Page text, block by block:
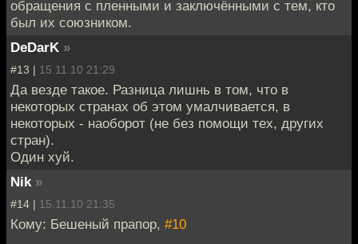
обращения с пленными и заключёнными с тем, кто
был их союзником.
DeDarK »
#13 | 15.11.10 21:29
Да везде такое. Разница лишнь в том, что в
некоторых странах об этом умалчивается, в
некоторых - наоборот (не без помощи тех, других
стран).
Один хуй.
Nik »
#14 | 15.11.10 21:35
Кому: Бешеный прапор, #10